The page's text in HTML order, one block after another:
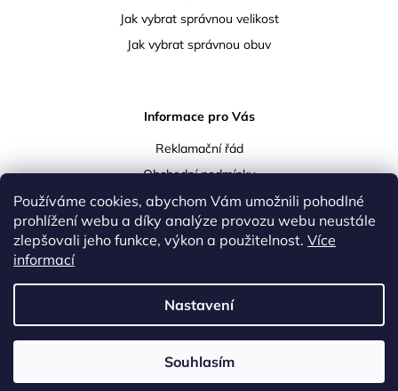
Používáme cookies, abychom Vám umožnili pohodlné
prohlížení webu a díky analýze provozu webu neustále
zlepšovali jeho funkce, výkon a použitelnost. Více
informací
Nastavení
Souhlasím
Jak vybrat správnou velikost
Jak vybrat správnou obuv
Informace pro Vás
Reklamační řád
Obchodní podmínky
Podmínky ochrany osobních údajů
Doprava a platba
Vrácení a reklamace zboží
Lukáš Koula| Vytvořil Shoptet